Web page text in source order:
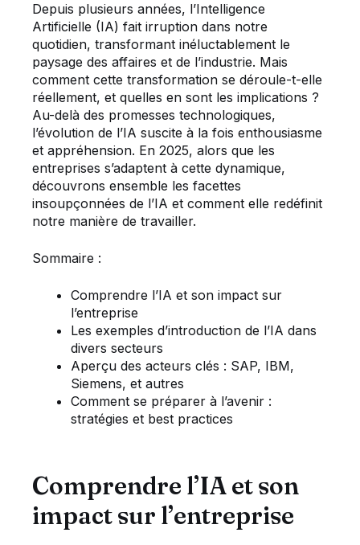
Depuis plusieurs années, l’Intelligence
Artificielle (IA) fait irruption dans notre
quotidien, transformant inéluctablement le
paysage des affaires et de l’industrie. Mais
comment cette transformation se déroule-t-elle
réellement, et quelles en sont les implications ?
Au-delà des promesses technologiques,
l’évolution de l’IA suscite à la fois enthousiasme
et appréhension. En 2025, alors que les
entreprises s’adaptent à cette dynamique,
découvrons ensemble les facettes
insoupçonnées de l’IA et comment elle redéfinit
notre manière de travailler.
Sommaire :
Comprendre l’IA et son impact sur
l’entreprise
Les exemples d’introduction de l’IA dans
divers secteurs
Aperçu des acteurs clés : SAP, IBM,
Siemens, et autres
Comment se préparer à l’avenir :
stratégies et best practices
Comprendre l’IA et son
impact sur l’entreprise